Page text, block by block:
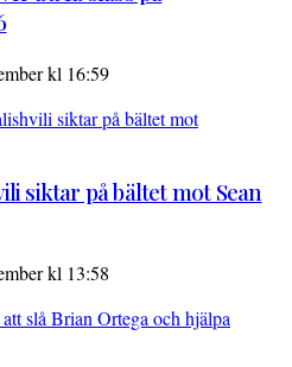
kl 16:59
siktar på bältet mot Sean
kl 13:58